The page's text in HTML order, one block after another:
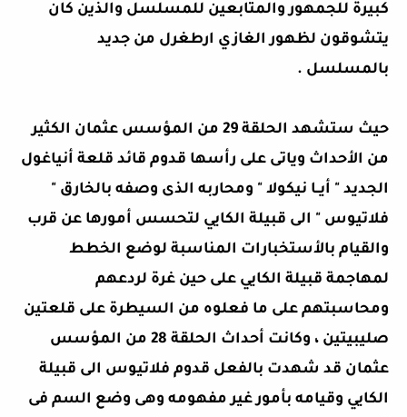
كبيرة للجمهور والمتابعين للمسلسل والذين كان
يتشوقون لظهور الغازي ارطغرل من جديد
بالمسلسل .
حيث ستشهد الحلقة 29 من المؤسس عثمان الكثير
من الأحداث وياتى على رأسها قدوم قائد قلعة أنياغول
الجديد " أيــا نيكولا " ومحاربه الذى وصفه بالخارق "
فلاتيوس " الى قبيلة الكايي لتحسس أمورها عن قرب
والقيام بالأستخبارات المناسبة لوضع الخطط
لمهاجمة قبيلة الكايي على حين غرة لردعهم
ومحاسبتهم على ما فعلوه من السيطرة على قلعتين
صليبيتين ، وكانت أحداث الحلقة 28 من المؤسس
عثمان قد شهدت بالفعل قدوم فلاتيوس الى قبيلة
الكايي وقيامه بأمور غير مفهومه وهى وضع السم فى